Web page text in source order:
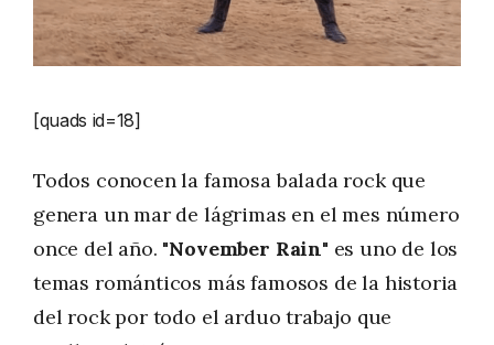
[quads id=18]
Todos conocen la famosa balada rock que
genera un mar de lágrimas en el mes número
once del año. "November Rain" es uno de los
temas románticos más famosos de la historia
del rock por todo el arduo trabajo que